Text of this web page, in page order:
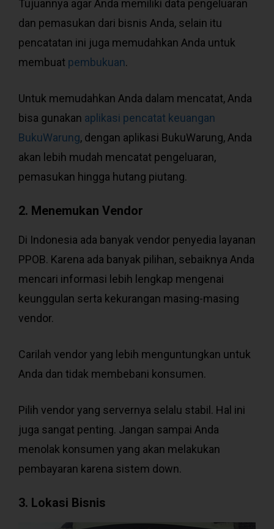
Tujuannya agar Anda memiliki data pengeluaran
dan pemasukan dari bisnis Anda, selain itu
pencatatan ini juga memudahkan Anda untuk
membuat pembukuan.
Untuk memudahkan Anda dalam mencatat, Anda
bisa gunakan aplikasi pencatat keuangan
BukuWarung, dengan aplikasi BukuWarung, Anda
akan lebih mudah mencatat pengeluaran,
pemasukan hingga hutang piutang.
2. Menemukan Vendor
Di Indonesia ada banyak vendor penyedia layanan
PPOB. Karena ada banyak pilihan, sebaiknya Anda
mencari informasi lebih lengkap mengenai
keunggulan serta kekurangan masing-masing
vendor.
Carilah vendor yang lebih menguntungkan untuk
Anda dan tidak membebani konsumen.
Pilih vendor yang servernya selalu stabil. Hal ini
juga sangat penting. Jangan sampai Anda
menolak konsumen yang akan melakukan
pembayaran karena sistem down.
3. Lokasi Bisnis